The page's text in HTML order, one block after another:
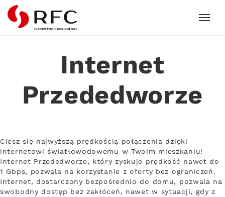
RFC
Internet
Przededworze
Ciesz się najwyższą prędkością połączenia dzięki
internetowi światłowodowemu w Twoim mieszkaniu!
Internet Przededworze, który zyskuje prędkość nawet do
1 Gbps, pozwala na korzystanie z oferty bez ograniczeń.
Internet, dostarczony bezpośrednio do domu, pozwala na
swobodny dostęp bez zakłóceń, nawet w sytuacji, gdy z